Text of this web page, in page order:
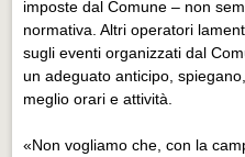
imposte dal Comune – non
normativa. Altri operatori
sugli eventi organizzati dal
un adeguato anticipo,
meglio orari e attività.
«Non vogliamo che, con la